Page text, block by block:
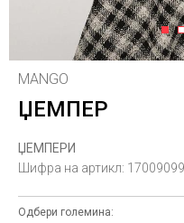
1
MANGO
ЏЕМПЕР
ЏЕМПЕРИ
Шифра на артикл:
Одбери големина: